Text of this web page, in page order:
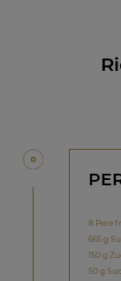
8 Pere
665 g
150 g
50 g